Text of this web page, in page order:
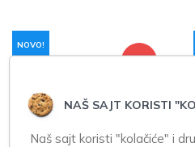
NOVO!
-40%
NAŠ SAJT KORISTI
Naš sajt koristi "kolačiće" i